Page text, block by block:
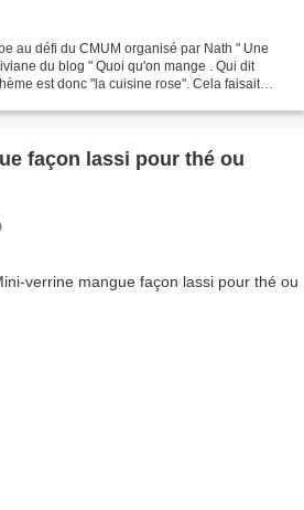
au défi du CMUM organisé par Nath " Une
du blog " Quoi qu'on mange . Qui dit
est donc "la cuisine rose". Cela faisait
façon lassi pour thé ou